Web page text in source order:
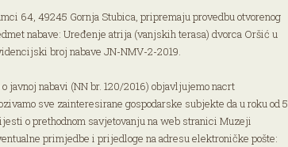
64, 49245 Gornja Stubica, pripremaju provedbu otvorenog
nabave: Uređenje atrija (vanjskih terasa) dvorca Oršić u
broj nabave JN-NMV-2-2019.
javnoj nabavi (NN br. 120/2016) objavljujemo nacrt
sve zainteresirane gospodarske subjekte da u roku od 5
o prethodnom savjetovanju na web stranici Muzeji
primjedbe i prijedloge na adresu elektroničke pošte: